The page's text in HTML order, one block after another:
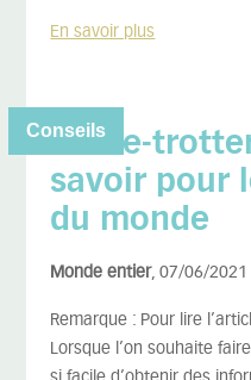
En savoir plus
Conseils
Globe-
savoir pour
du monde
Monde entier, 07/06/2021
Remarque : Pour lire
Lorsque l’on souhaite